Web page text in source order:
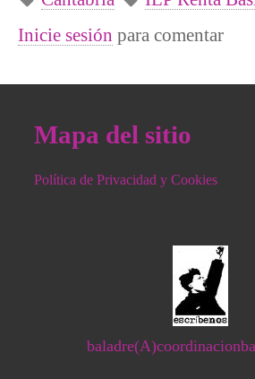
Inicie sesión para comentar
Mapa del sitio
Política de Privacidad y Cookies